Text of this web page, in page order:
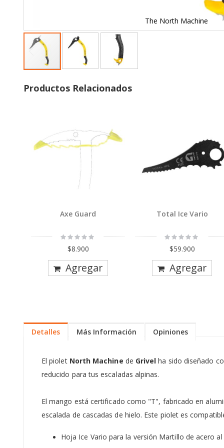
The North Machine
to
the
gallery
Productos Relacionados
Axe Guard
Rating:
$8.900
Agregar
Total Ice Vario
Rating:
$59.900
Agregar
Detalles
El piolet North Machine de Grivel ha sido diseñado
reducido para tus escaladas alpinas.
El mango está certificado como "T", fabricado en
escalada de cascadas de hielo. Este piolet es
Hoja Ice Vario para la versión Martillo de acero
Más Información Opiniones